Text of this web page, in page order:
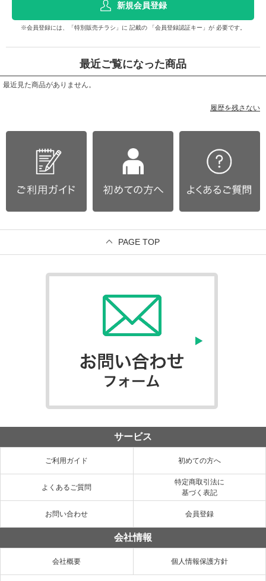
新規会員登録
※会員登録には、「特別販売チラシ」に 記載の 「会員登録認証キー」が 必要です。
最近ご覧になった商品
最近見た商品がありません。
履歴を残さない
PAGE TOP
サービス
ご利用ガイド 初めての方へ
よくあるご質問
特定商取引法に
基づく表記
お問い合わせ 会員登録
会社情報
会社概要 個人情報保護方針